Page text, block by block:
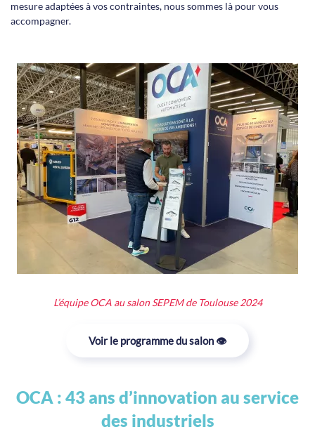
mesure adaptées à vos contraintes, nous sommes là pour vous
accompagner.
L’équipe OCA au salon SEPEM de Toulouse 2024
Voir le programme du salon 👁️
OCA : 43 ans d’innovation au service
des industriels